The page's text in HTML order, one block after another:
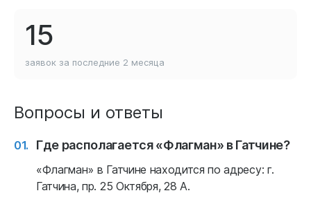
15
заявок за последние 2 месяца
Вопросы и ответы
Где располагается «Флагман» в Гатчине?
«Флагман» в Гатчине находится по адресу: г.
Гатчина, пр. 25 Октября, 28 А.